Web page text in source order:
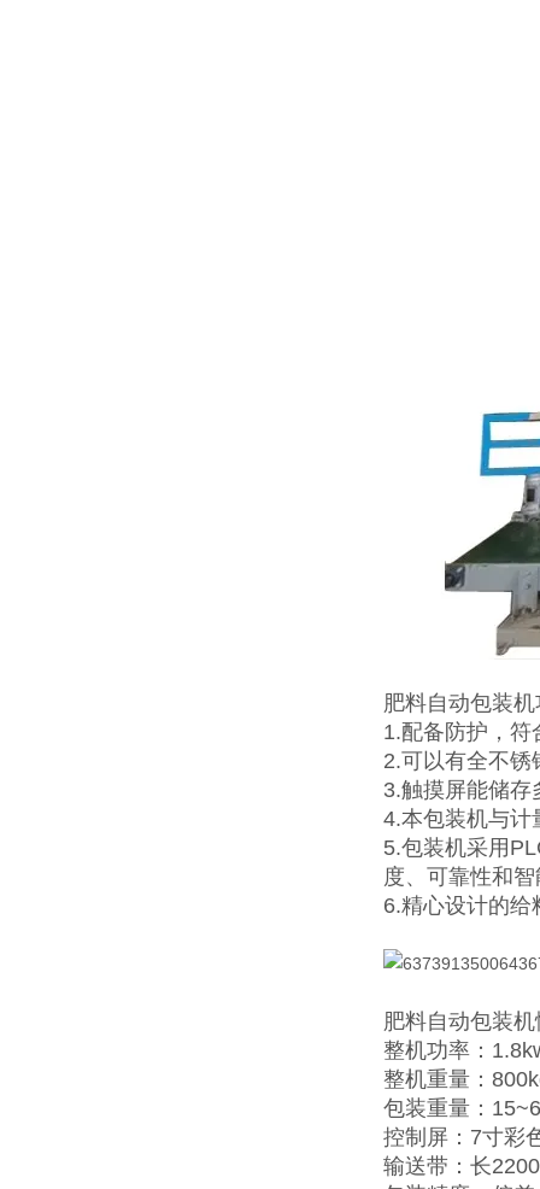
肥料自动包装
1.配备防护，符
2.可以有全不锈
3.触摸屏能储存
4.本包装机与计
5.包装机采用
度、可靠性和
6.精心设计的给
肥料自动包装
整机功率：
整机重量：
包装重量：
控制屏：7寸彩
输送带：长